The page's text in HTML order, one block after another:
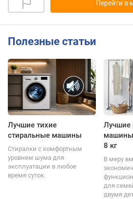
Перейти в
Полезные статьи
Лучшие тихие
стиральные машины
Стиралки с комфортным
уровнем шума для
эксплуатации в любое
время суток.
Лучшие
машины
8 кг
В меру
для
двумя